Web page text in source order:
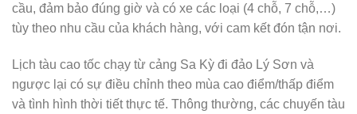
cầu, đảm bảo đúng giờ và có xe các loại (4 chỗ, 7 chỗ,…)
tùy theo nhu cầu của khách hàng, với cam kết đón tận nơi.
Lịch tàu cao tốc chạy từ cảng Sa Kỳ đi đảo Lý Sơn và
ngược lại có sự điều chỉnh theo mùa cao điểm/thấp điểm
và tình hình thời tiết thực tế. Thông thường, các chuyến tàu